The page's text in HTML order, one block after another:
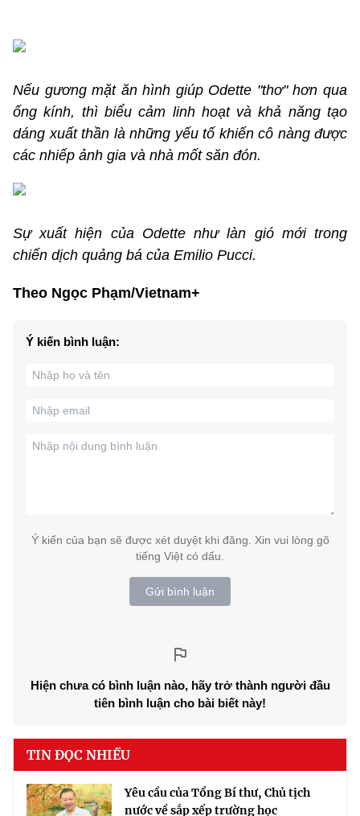
Nếu gương mặt ăn hình giúp Odette "thơ" hơn qua
ống kính, thì biểu cảm linh hoạt và khả năng tạo
dáng xuất thần là những yếu tố khiến cô nàng được
các nhiếp ảnh gia và nhà mốt săn đón.
Sự xuất hiện của Odette như làn gió mới trong
chiến dịch quảng bá của Emilio Pucci.
Theo Ngọc Phạm/Vietnam+
Ý kiến bình luận:
Ý kiến của bạn sẽ được xét duyệt khi đăng. Xin vui lòng gõ
tiếng Việt có dấu.
Gửi bình luận
Hiện chưa có bình luận nào, hãy trở thành người đầu
tiên bình luận cho bài biết này!
TIN ĐỌC NHIỀU
Yêu cầu của Tổng Bí thư, Chủ tịch
nước về sắp xếp trường học